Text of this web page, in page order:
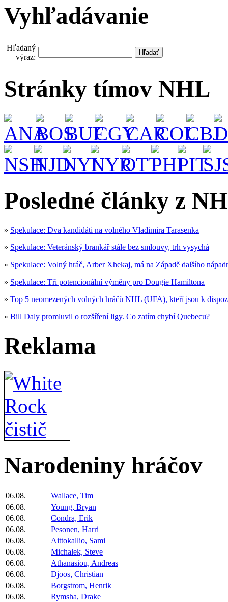
Vyhľadávanie
Hľadaný
výraz:
Stránky tímov NHL
Posledné články z
» Spekulace: Dva kandidáti na volného Vladimira Tarasenka
» Spekulace: Veteránský brankář stále bez smlouvy, trh vysychá
» Spekulace: Volný hráč, Arber Xhekaj, má na Západě dalšího
» Spekulace: Tři potencionální výměny pro Dougie Hamiltona
» Top 5 neomezených volných hráčů NHL (UFA), kteří jsou k
» Bill Daly promluvil o rozšíření ligy. Co zatím chybí Quebecu?
Reklama
Narodeniny hráčov
06.08.
Wallace, Tim
06.08.
Young, Bryan
06.08.
Condra, Erik
06.08.
Pesonen, Harri
06.08.
Aittokallio, Sami
06.08.
Michalek, Steve
06.08.
Athanasiou, Andreas
06.08.
Djoos, Christian
06.08.
Borgstrom, Henrik
06.08.
Rymsha, Drake